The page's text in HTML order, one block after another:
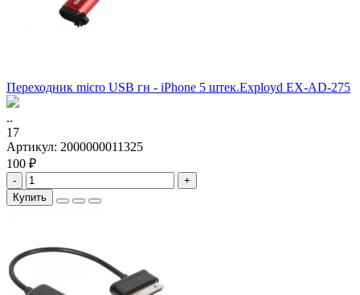
Переходник micro USB гн - iPhone 5 штек.Exployd EX-AD-275
..
17
Артикул: 2000000011325
100 ₽
-
+
Купить